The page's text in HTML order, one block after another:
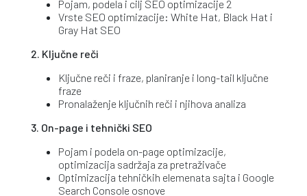
Pojam, podela i cilj SEO optimizacije 2
Vrste SEO optimizacije: White Hat, Black Hat i
Gray Hat SEO
2. Ključne reči
Ključne reči i fraze, planiranje i long-tail ključne
fraze
Pronalaženje ključnih reči i njihova analiza
3. On-page i tehnički SEO
Pojam i podela on-page optimizacije,
optimizacija sadržaja za pretraživače
Optimizacija tehničkih elemenata sajta i Google
Search Console osnove